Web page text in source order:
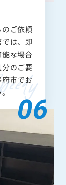
ご依頼
は、即
な場合
のご要
府市でお